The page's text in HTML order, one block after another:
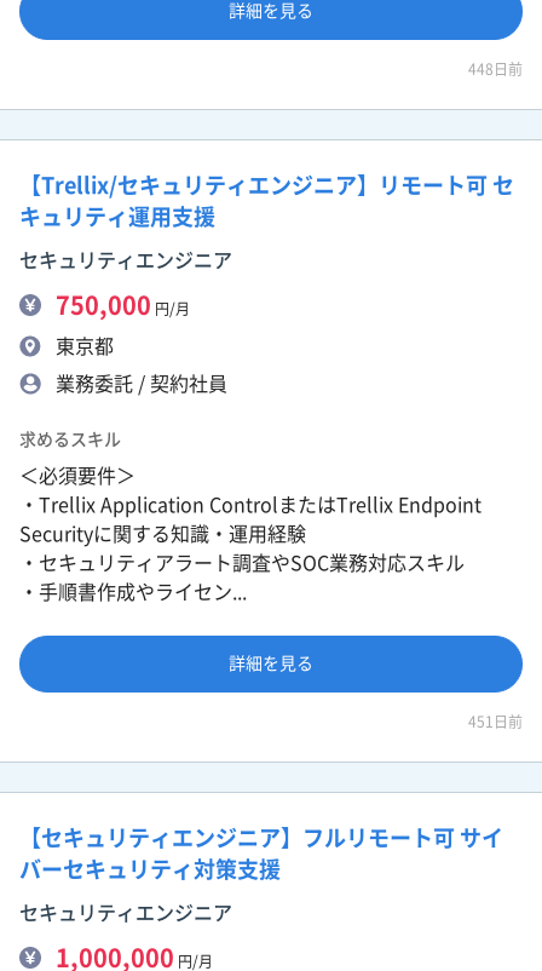
詳細を見る
448日前
【Trellix/セキュリティエンジニア】リモート可 セ
キュリティ運用支援
セキュリティエンジニア
750,000 円/月
東京都
業務委託 / 契約社員
求めるスキル
＜必須要件＞
・Trellix Application ControlまたはTrellix Endpoint
Securityに関する知識・運用経験
・セキュリティアラート調査やSOC業務対応スキル
・手順書作成やライセン...
詳細を見る
451日前
【セキュリティエンジニア】フルリモート可 サイ
バーセキュリティ対策支援
セキュリティエンジニア
1,000,000 円/月